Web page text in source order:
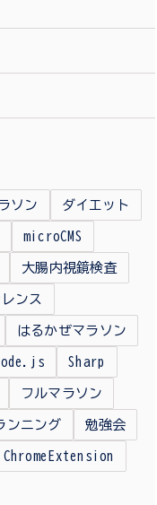
ソン ダイエット
microCMS
大腸内視鏡検査
ンス
はるかぜマラソン
Sharp
フルマラソン
ンニング 勉強会
ChromeExtension